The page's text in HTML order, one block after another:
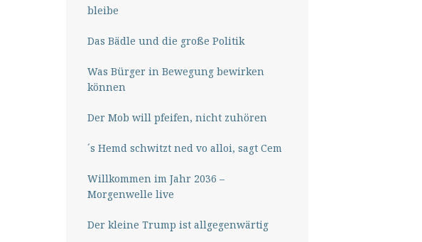
bleibe
Das Bädle und die große Politik
Was Bürger in Bewegung bewirken
können
Der Mob will pfeifen, nicht zuhören
´s Hemd schwitzt ned vo alloi, sagt Cem
Willkommen im Jahr 2036 –
Morgenwelle live
Der kleine Trump ist allgegenwärtig